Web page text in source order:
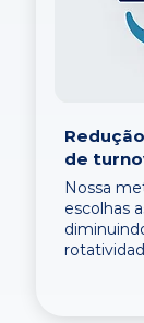
Redução
de
Nossa
escolhas